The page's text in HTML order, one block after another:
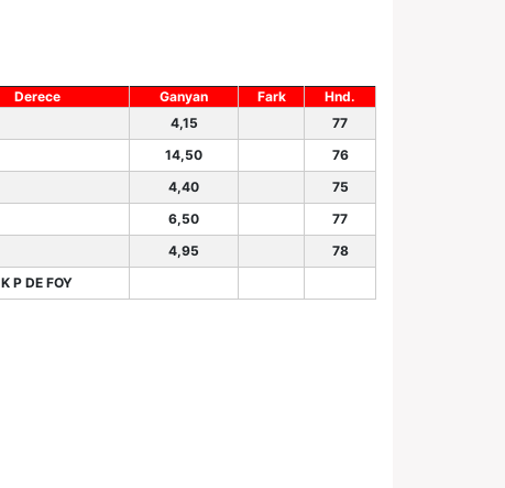
Derece Ganyan Fark
Hnd.
4,15
77
14,50
76
4,40
75
6,50
77
4,95
78
K P DE FOY